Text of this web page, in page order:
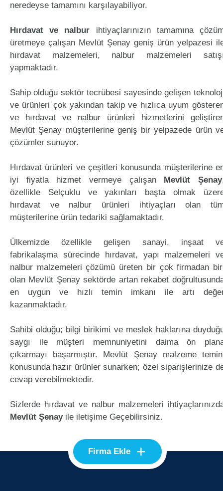
neredeyse tamamını karşılayabiliyor.
Hırdavat ve nalbur ihtiyaçlarınızın tamamına
üretmeye çalışan Mevlüt Şenay geniş ürün yelpazesi
hırdavat malzemeleri, nalbur malzemeleri
yapmaktadır.
Sahip olduğu sektör tecrübesi sayesinde gelişen
ve ürünleri çok yakından takip ve hızlıca uyum
ve hırdavat ve nalbur ürünleri hizmetlerini
Mevlüt Şenay müşterilerine geniş bir yelpazede ürün
çözümler sunuyor.
Hırdavat ürünleri ve çeşitleri konusunda müşterilerine
iyi fiyatla hizmet vermeye çalışan Mevlüt Şenay
özellikle Selçuklu ve yakınları başta olmak
hırdavat ve nalbur ürünleri ihtiyaçları olan
müşterilerine ürün tedariki sağlamaktadır.
Ülkemizde özellikle gelişen sanayi, inşaat
fabrikalaşma sürecinde hırdavat, yapı malzemeleri
nalbur malzemeleri çözümü üreten bir çok firmadan
olan Mevlüt Şenay sektörde artan rekabet
en uygun ve hızlı temin imkanı ile artı
kazanmaktadır.
Sahibi olduğu; bilgi birikimi ve meslek haklarına
saygı ile müşteri memnuniyetini daima ön
çıkarmayı başarmıştır. Mevlüt Şenay malzeme
konusunda hazır ürünler sunarken; özel siparişlerinize
cevap verebilmektedir.
Sizlerde hırdavat ve nalbur malzemeleri
Mevlüt Şenayile iletişime Geçebilirsiniz.
Firma Ekle +